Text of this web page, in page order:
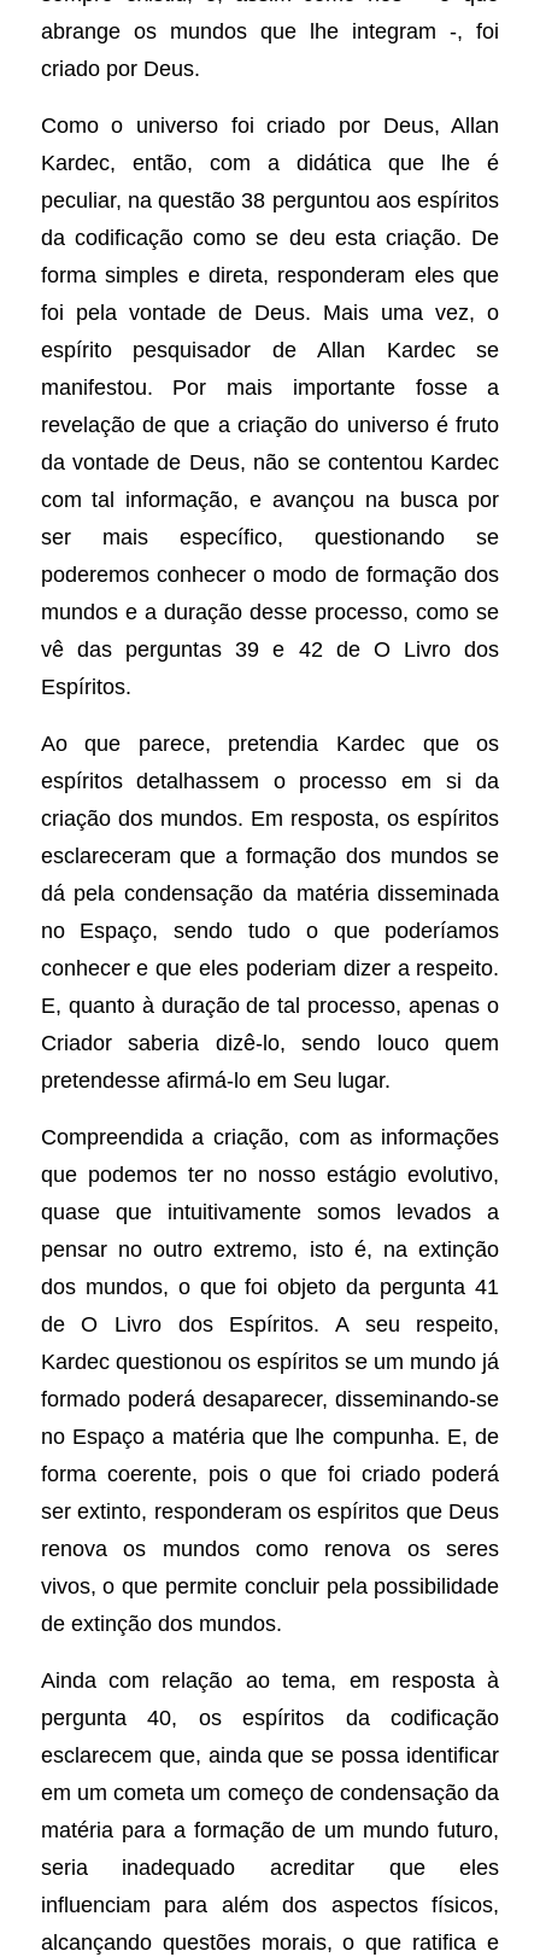
abrange os mundos que lhe integram -, foi
criado por Deus.
Como o universo foi criado por Deus, Allan
Kardec, então, com a didática que lhe é
peculiar, na questão 38 perguntou aos espíritos
da codificação como se deu esta criação. De
forma simples e direta, responderam eles que
foi pela vontade de Deus. Mais uma vez, o
espírito pesquisador de Allan Kardec se
manifestou. Por mais importante fosse a
revelação de que a criação do universo é fruto
da vontade de Deus, não se contentou Kardec
com tal informação, e avançou na busca por
ser mais específico, questionando se
poderemos conhecer o modo de formação dos
mundos e a duração desse processo, como se
vê das perguntas 39 e 42 de O Livro dos
Espíritos.
Ao que parece, pretendia Kardec que os
espíritos detalhassem o processo em si da
criação dos mundos. Em resposta, os espíritos
esclareceram que a formação dos mundos se
dá pela condensação da matéria disseminada
no Espaço, sendo tudo o que poderíamos
conhecer e que eles poderiam dizer a respeito.
E, quanto à duração de tal processo, apenas o
Criador saberia dizê-lo, sendo louco quem
pretendesse afirmá-lo em Seu lugar.
Compreendida a criação, com as informações
que podemos ter no nosso estágio evolutivo,
quase que intuitivamente somos levados a
pensar no outro extremo, isto é, na extinção
dos mundos, o que foi objeto da pergunta 41
de O Livro dos Espíritos. A seu respeito,
Kardec questionou os espíritos se um mundo já
formado poderá desaparecer, disseminando-se
no Espaço a matéria que lhe compunha. E, de
forma coerente, pois o que foi criado poderá
ser extinto, responderam os espíritos que Deus
renova os mundos como renova os seres
vivos, o que permite concluir pela possibilidade
de extinção dos mundos.
Ainda com relação ao tema, em resposta à
pergunta 40, os espíritos da codificação
esclarecem que, ainda que se possa identificar
em um cometa um começo de condensação da
matéria para a formação de um mundo futuro,
seria inadequado acreditar que eles
influenciam para além dos aspectos físicos,
alcançando questões morais, o que ratifica e